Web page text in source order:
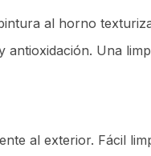
al horno
Una
al exterior. Fácil